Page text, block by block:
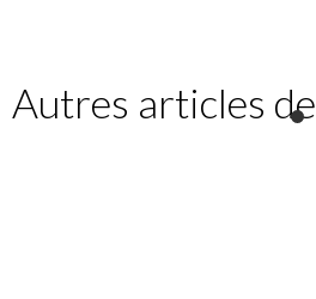
Autres articles de